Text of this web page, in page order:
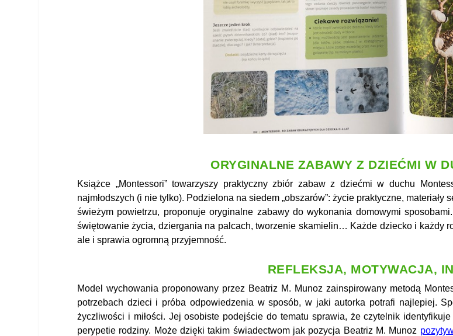
ORYGINALNE ZABAWY Z DZIEĆMI W
Książce „Montessori” towarzyszy praktyczny zbiór zabaw z dziećmi w duchu
najmłodszych (i nie tylko). Podzielona na siedem „obszarów”: życie praktyczne,
świeżym powietrzu, proponuje oryginalne zabawy do wykonania domowymi
świętowanie życia, dziergania na palcach, tworzenie skamielin… Każde dziecko i każdy
ale i sprawia ogromną przyjemność.
REFLEKSJA, MOTYWACJA,
Model wychowania proponowany przez Beatriz M. Munoz zainspirowany metodą
potrzebach dzieci i próba odpowiedzenia w sposób, w jaki autorka potrafi najlepiej.
życzliwości i miłości. Jej osobiste podejście do tematu sprawia, że czytelnik
perypetie rodziny. Może dzięki takim świadectwom jak pozycja Beatriz M. Munoz